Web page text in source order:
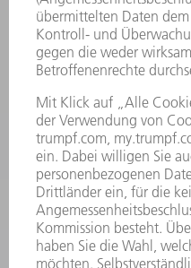
Kundenbetreuung
+49
Mo - Fr:
Erweiterte
06:30 - 20.00
Service
+49
Mo - Fr:
Additive